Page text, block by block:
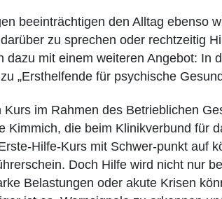
beeinträchtigen den Alltag ebenso
zu sprechen oder rechtzeitig
mit einem weiteren Angebot: In
„Ersthelfende für psychische
im Rahmen des Betrieblichen
Kimmich, die beim Klinikverbund für
Hilfe-Kurs mit Schwer-punkt auf
Doch Hilfe wird nicht nur
Belastungen oder akute Krisen